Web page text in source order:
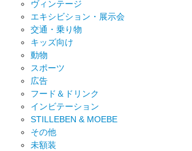
ヴィンテージ
エキシビション・展示会
交通・乗り物
キッズ向け
動物
スポーツ
広告
フード＆ドリンク
インビテーション
STILLEBEN & MOEBE
その他
未額装